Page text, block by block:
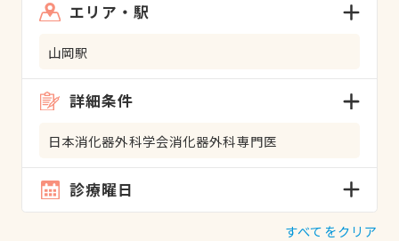
エリア・駅
山岡駅
詳細条件
日本消化器外科学会消化器外科専門医
診療曜日
すべてをクリア